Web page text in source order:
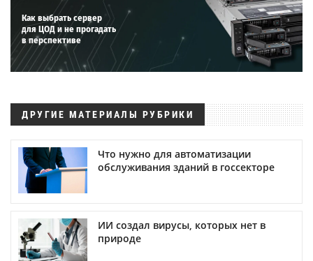
Как выбрать сервер
для ЦОД и не прогадать
в перспективе
ДРУГИЕ МАТЕРИАЛЫ РУБРИКИ
Что нужно для автоматизации
обслуживания зданий в госсекторе
ИИ создал вирусы, которых нет в
природе